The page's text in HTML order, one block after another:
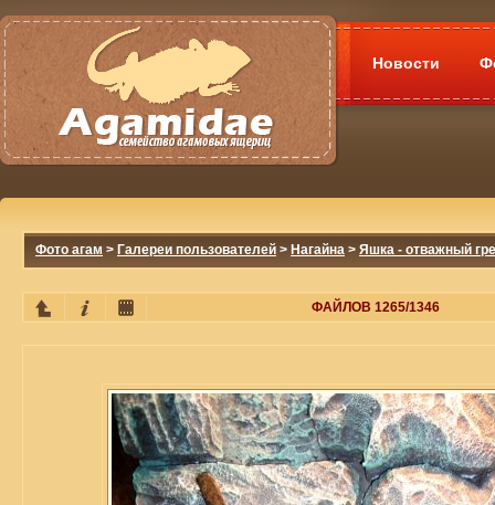
Новости
Фото агам > Галереи пользователей > Нагайна > Яшка - отважный
ФАЙЛОВ 1265/1346